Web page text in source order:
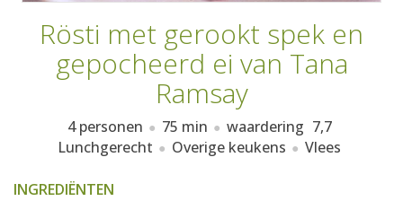
Rösti met gerookt spek en
gepocheerd ei van Tana
Ramsay
4 personen 75 min waardering 7,7
Lunchgerecht
Overige keukens Vlees
INGREDIËNTEN